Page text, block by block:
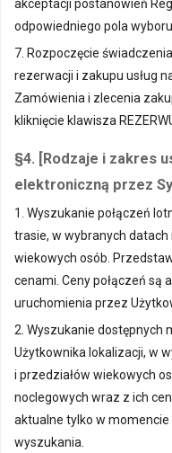
akceptacji postanowień
odpowiedniego pola
7. Rozpoczęcie
rezerwacji i zakupu usług
Zamówienia i zlecenia
kliknięcie klawisza
§4. [Rodzaje i zakres
elektroniczną przez
1. Wyszukanie połączeń
trasie, w wybranych datach
wiekowych osób.
cenami. Ceny połączeń są
uruchomienia przez
2. Wyszukanie dostępnych
Użytkownika lokalizacji, w
i przedziałów wiekowych
noclegowych wraz z ich
aktualne tylko w
wyszukania.